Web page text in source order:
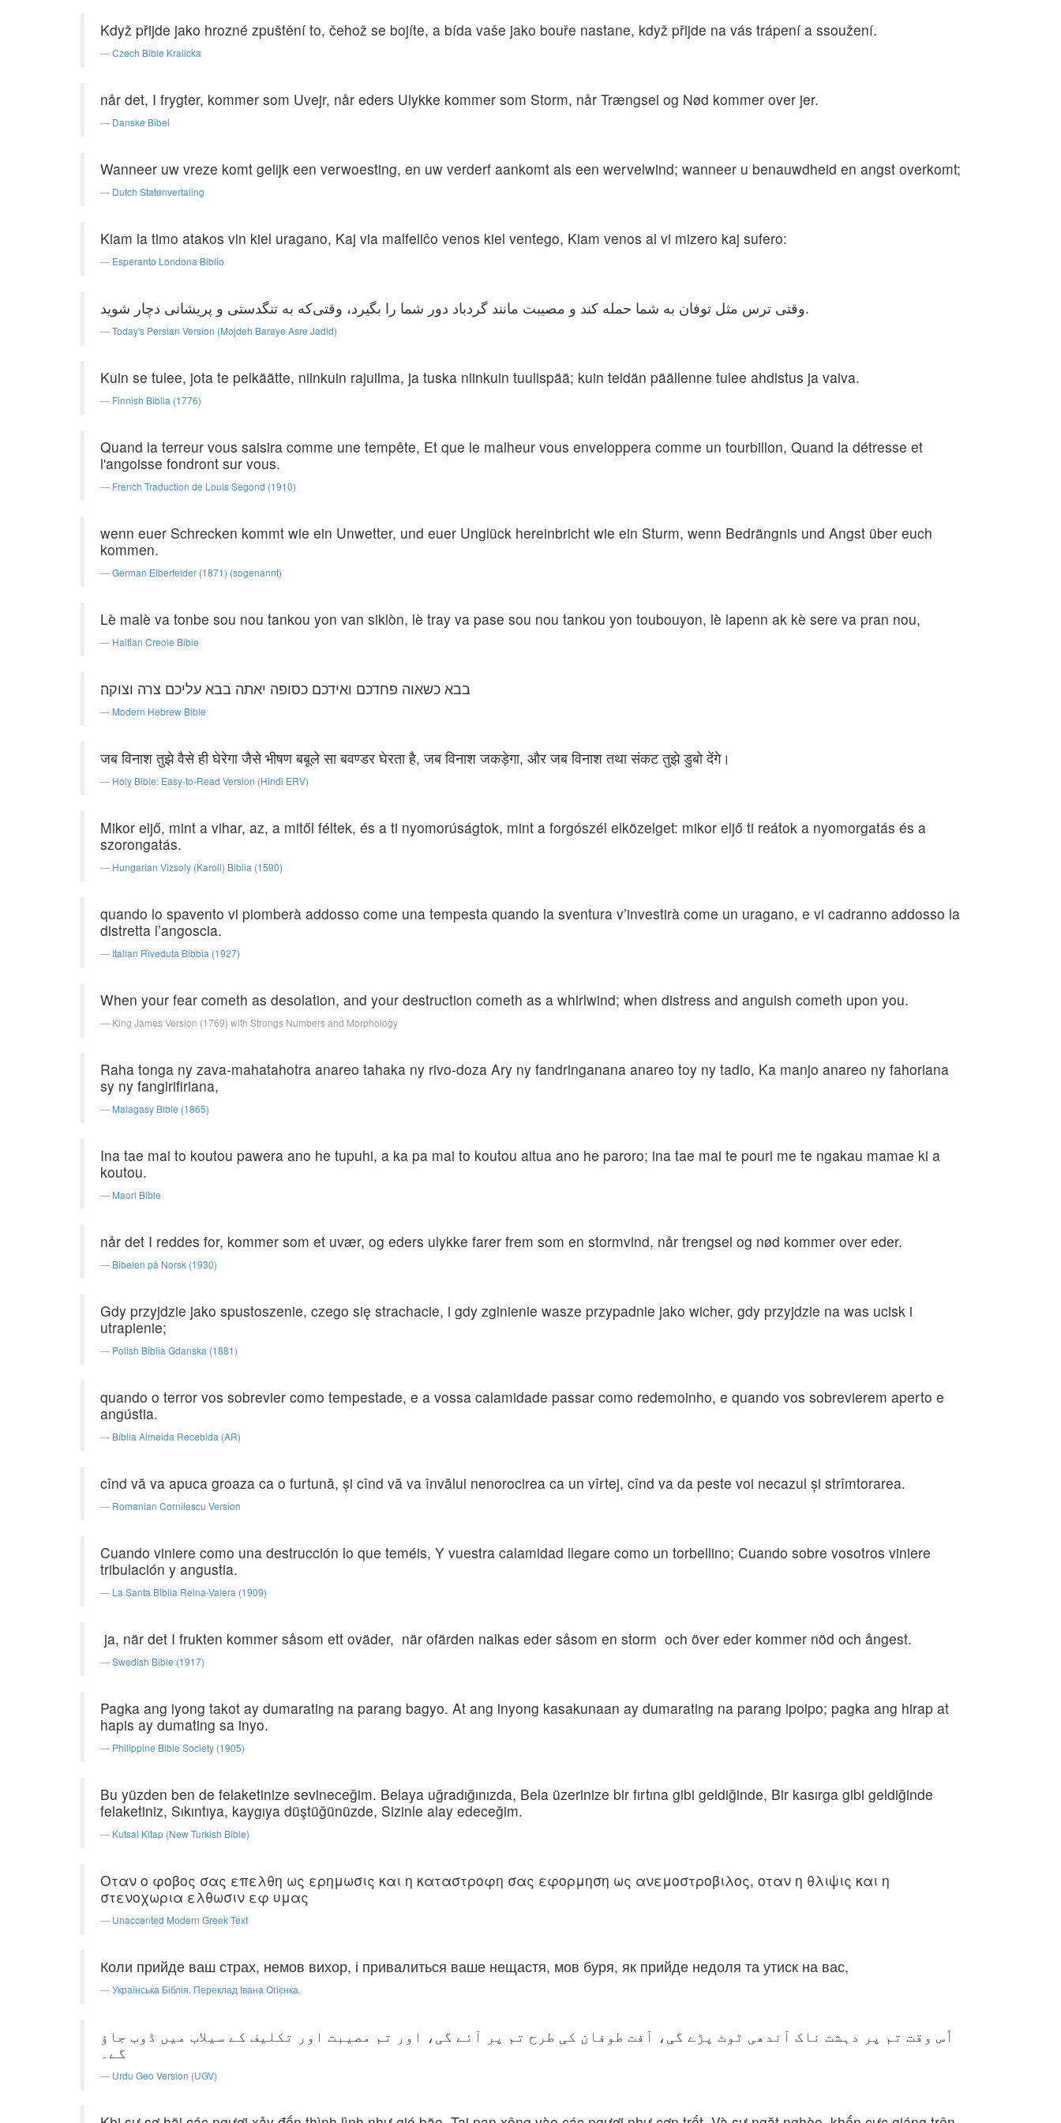
Když přijde jako hrozné zpuštění to, čehož se bojíte, a bída vaše jako bouře nastane, když přijde na vás trápení a ssoužení.
Czech Bible Kralicka
når det, I frygter, kommer som Uvejr, når eders Ulykke kommer som Storm, når Trængsel og Nød kommer over jer.
Danske Bibel
Wanneer uw vreze komt gelijk een verwoesting, en uw verderf aankomt als een wervelwind; wanneer u benauwdheid en angst overkomt;
Dutch Statenvertaling
Kiam la timo atakos vin kiel uragano, Kaj via malfeliĉo venos kiel ventego, Kiam venos al vi mizero kaj sufero:
Esperanto Londona Biblio
وقتی ترس مثل توفان به شما حمله کند و مصیبت مانند گردباد دور شما را بگیرد، وقتی‌که به تنگدستی و پریشانی دچار شوید.
Today's Persian Version (Mojdeh Baraye Asre Jadid)
Kuin se tulee, jota te pelkäätte, niinkuin rajuilma, ja tuska niinkuin tuulispää; kuin teidän päällenne tulee ahdistus ja vaiva.
Finnish Biblia (1776)
Quand la terreur vous saisira comme une tempête, Et que le malheur vous enveloppera comme un tourbillon, Quand la détresse et
l'angoisse fondront sur vous.
French Traduction de Louis Segond (1910)
wenn euer Schrecken kommt wie ein Unwetter, und euer Unglück hereinbricht wie ein Sturm, wenn Bedrängnis und Angst über euch
kommen.
German Elberfelder (1871) (sogenannt)
Lè malè va tonbe sou nou tankou yon van siklòn, lè tray va pase sou nou tankou yon toubouyon, lè lapenn ak kè sere va pran nou,
Haitian Creole Bible
בבא כשאוה פחדכם ואידכם כסופה יאתה בבא עליכם צרה וצוקה׃
Modern Hebrew Bible
जब विनाश तुझे वैसे ही घेरेगा जैसे भीषण बबूले सा बवण्डर घेरता है, जब विनाश जकड़ेगा, और जब विनाश तथा संकट तुझे डुबो देंगे।
Holy Bible: Easy-to-Read Version (Hindi ERV)
Mikor eljő, mint a vihar, az, a mitől féltek, és a ti nyomorúságtok, mint a forgószél elközelget: mikor eljő ti reátok a nyomorgatás és a
szorongatás.
Hungarian Vizsoly (Karoli) Biblia (1590)
quando lo spavento vi piomberà addosso come una tempesta quando la sventura v’investirà come un uragano, e vi cadranno addosso la
distretta l’angoscia.
Italian Riveduta Bibbia (1927)
When your fear cometh as desolation, and your destruction cometh as a whirlwind; when distress and anguish cometh upon you.
King James Version (1769) with Strongs Numbers and Morphology
Raha tonga ny zava-mahatahotra anareo tahaka ny rivo-doza Ary ny fandringanana anareo toy ny tadio, Ka manjo anareo ny fahoriana
sy ny fangirifiriana,
Malagasy Bible (1865)
Ina tae mai to koutou pawera ano he tupuhi, a ka pa mai to koutou aitua ano he paroro; ina tae mai te pouri me te ngakau mamae ki a
koutou.
Maori Bible
når det I reddes for, kommer som et uvær, og eders ulykke farer frem som en stormvind, når trengsel og nød kommer over eder.
Bibelen på Norsk (1930)
Gdy przyjdzie jako spustoszenie, czego się strachacie, i gdy zginienie wasze przypadnie jako wicher, gdy przyjdzie na was ucisk i
utrapienie;
Polish Biblia Gdanska (1881)
quando o terror vos sobrevier como tempestade, e a vossa calamidade passar como redemoinho, e quando vos sobrevierem aperto e
angústia.
Bíblia Almeida Recebida (AR)
cînd vă va apuca groaza ca o furtună, şi cînd vă va învălui nenorocirea ca un vîrtej, cînd va da peste voi necazul şi strîmtorarea.
Romanian Cornilescu Version
Cuando viniere como una destrucción lo que teméis, Y vuestra calamidad llegare como un torbellino; Cuando sobre vosotros viniere
tribulación y angustia.
La Santa Biblia Reina-Valera (1909)
ja, när det I frukten kommer såsom ett oväder, när ofärden nalkas eder såsom en storm och över eder kommer nöd och ångest.
Swedish Bible (1917)
Pagka ang iyong takot ay dumarating na parang bagyo. At ang inyong kasakunaan ay dumarating na parang ipoipo; pagka ang hirap at
hapis ay dumating sa inyo.
Philippine Bible Society (1905)
Bu yüzden ben de felaketinize sevineceğim. Belaya uğradığınızda, Bela üzerinize bir fırtına gibi geldiğinde, Bir kasırga gibi geldiğinde
felaketiniz, Sıkıntıya, kaygıya düştüğünüzde, Sizinle alay edeceğim.
Kutsal Kitap (New Turkish Bible)
Οταν ο φοβος σας επελθη ως ερημωσις και η καταστροφη σας εφορμηση ως ανεμοστροβιλος, οταν η θλιψις και η
στενοχωρια ελθωσιν εφ υμας
Unaccented Modern Greek Text
Коли прийде ваш страх, немов вихор, і привалиться ваше нещастя, мов буря, як прийде недоля та утиск на вас,
Українська Біблія. Переклад Івана Огієнка.
اُس وقت تم پر دہشت ناک آندھی ٹوٹ پڑے گی، آفت طوفان کی طرح تم پر آئے گی، اور تم مصیبت اور تکلیف کے سیلاب میں ڈوب جاؤ
گے۔
Urdu Geo Version (UGV)